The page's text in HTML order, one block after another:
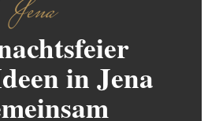
Jena
in Jena